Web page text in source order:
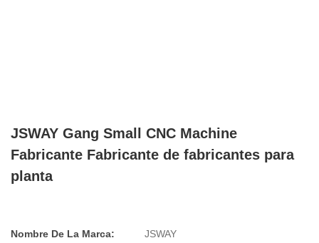
JSWAY Gang Small CNC Machine
Fabricante Fabricante de fabricantes para
planta
Nombre De La Marca:
JSWAY